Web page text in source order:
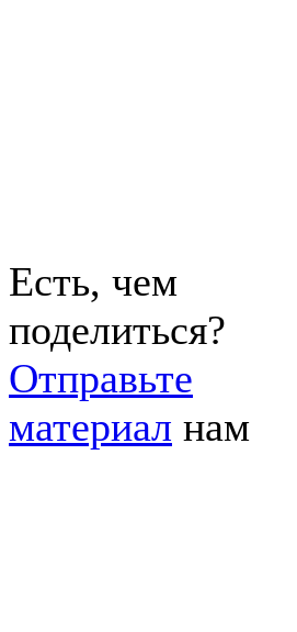
Есть, чем
поделиться?
Отправьте
материал нам